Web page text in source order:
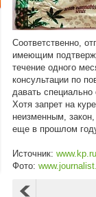
Соответственно,
имеющим
течение одного
консультации по
давать
Хотя запрет на
неизменным,
еще в прошлом
Источник: www.kp.ru
Фото: